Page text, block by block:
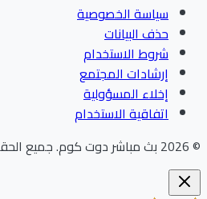
سياسة الخصوصية
حذف البيانات
شروط الاستخدام
إرشادات المجتمع
إخلاء المسؤولية
اتفاقية الاستخدام
بث مباشر دوت كوم.جميع